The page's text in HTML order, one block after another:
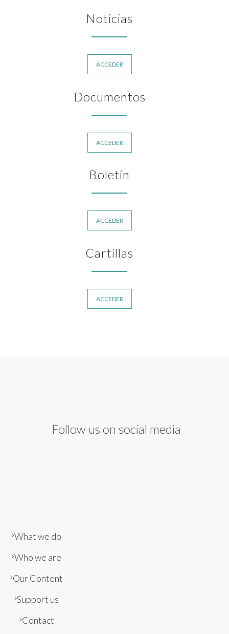
Noticias
ACCEDER
Documentos
ACCEDER
Boletín
ACCEDER
Cartillas
ACCEDER
Follow us on social media
What we do
Who we are
Our Content
Support us
Contact